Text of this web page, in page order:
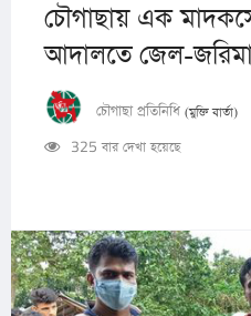
চৌগাছায় এক
আদালতে জেল-
চৌগাছা প্রতিনিধি (মুক্তি বার্তা)
325 বার দেখা হয়েছে